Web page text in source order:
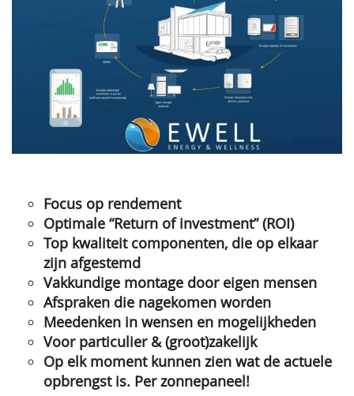
Focus op rendement
Optimale “Return of investment” (ROI)
Top kwaliteit componenten, die op elkaar
zijn afgestemd
Vakkundige montage door eigen mensen
Afspraken die nagekomen worden
Meedenken in wensen en mogelijkheden
Voor particulier & (groot)zakelijk
Op elk moment kunnen zien wat de actuele
opbrengst is. Per zonnepaneel!